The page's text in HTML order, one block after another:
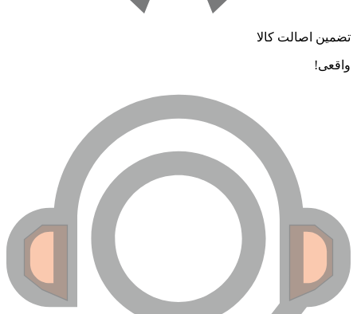
تضمین اصالت کالا
واقعی!